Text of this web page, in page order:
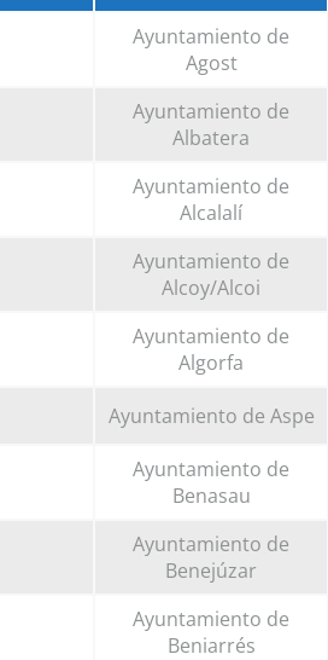
Ayuntamiento de
Agost
Ayuntamiento de
Albatera
Ayuntamiento de
Alcalalí
Ayuntamiento de
Alcoy/Alcoi
Ayuntamiento de
Algorfa
Ayuntamiento de Aspe
Ayuntamiento de
Benasau
Ayuntamiento de
Benejúzar
Ayuntamiento de
Beniarrés